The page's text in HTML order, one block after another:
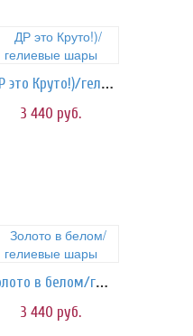
ДР это Круто!)/гелиевые шары
3 440 руб.
Золото в белом/гелиевые шары
3 440 руб.